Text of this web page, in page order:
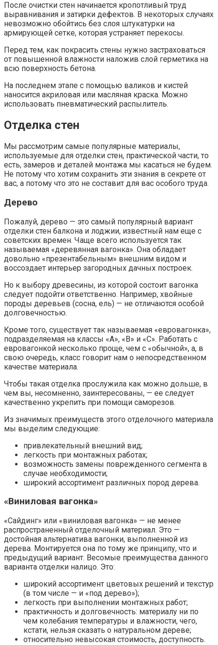
После очистки стен начинается кропотливый труд
выравнивания и затирки дефектов. В некоторых случаях
невозможно обойтись без слоя штукатурки на
армирующей сетке, которая устраняет перекосы.
Перед тем, как покрасить стены нужно застраховаться
от повышенной влажности наложив слой герметика на
всю поверхность бетона.
На последнем этапе с помощью валиков и кистей
наносится акриловая или масляная краска. Можно
использовать пневматический распылитель.
Отделка стен
Мы рассмотрим самые популярные материалы,
используемые для отделки стен, практической части, то
есть, замеров и деталей монтажа мы касаться не будем.
Не потому что хотим сохранить эти знания в секрете от
вас, а потому что это не составит для вас особого труда.
Дерево
Пожалуй, дерево — это самый популярный вариант
отделки стен балкона и лоджии, известный нам еще с
советских времен. Чаще всего используется так
называемая «деревянная вагонка». Она обладает
довольно «презентабельным» внешним видом и
воссоздает интерьер загородных дачных построек.
Но к выбору древесины, из которой состоит вагонка
следует подойти ответственно. Например, хвойные
породы деревьев (сосна, ель) — не отличаются особой
долговечностью.
Кроме того, существует так называемая «евровагонка»,
подразделяемая на классы «A», «B» и «C». Работать с
евровагонкой несколько проще, чем с «обычной», а, в
свою очередь, класс говорит нам о непосредственном
качестве материала.
Чтобы такая отделка прослужила как можно дольше, в
чем вы, несомненно, заинтересованы, — ее следует
качественно укрепить при помощи саморезов.
Из значимых преимуществ этого отделочного материала
мы выделим следующие:
привлекательный внешний вид;
легкость при монтажных работах;
возможность замены поврежденного сегмента в
случае необходимости;
широкий ассортимент различных пород дерева.
«Виниловая вагонка»
«Сайдинг» или «виниловая вагонка» — не менее
распространенный отделочный материал. Это —
достойная альтернатива вагонки, выполненной из
дерева. Монтируется она по тому же принципу, что и
предыдущий вариант. Весомые преимущества данного
варианта отделки налицо. Это:
широкий ассортимент цветовых решений и текстур
(в том числе — и «под дерево»);
легкость при выполнении монтажных работ;
практичность и долговечность: материалу ни по
чем колебания температуры и влажности, чего,
кстати, нельзя сказать о натуральном дереве;
относительно невысокая стоимость, доступность.